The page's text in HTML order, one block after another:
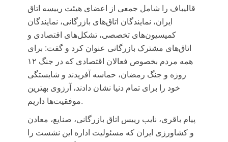
قالیباف را شامل جمعی از اعضای هیئت رییسه اتاق
ایران، نمایندگان اتاق‌های بازرگانی، نمایندگان
کمیسیون‌های تخصصی، تشکل‌های اقتصادی و
اتاق‌های مشترک بازرگانی عنوان کرد و گفت: برای
همه مردم بخصوص فعالان اقتصادی که در جنگ ۱۲
روزه و جنگ رمضان، حماسه آفریدند و شایستگی
خود را برای تمام دنیا نشان دادند، آرزوی بهترین
موفقیت‌ها داریم.
پیام باقری، نایب رییس اتاق بازرگانی، صنایع، معادن
و کشاورزی ایران که مسئولیت اداره این نشست را